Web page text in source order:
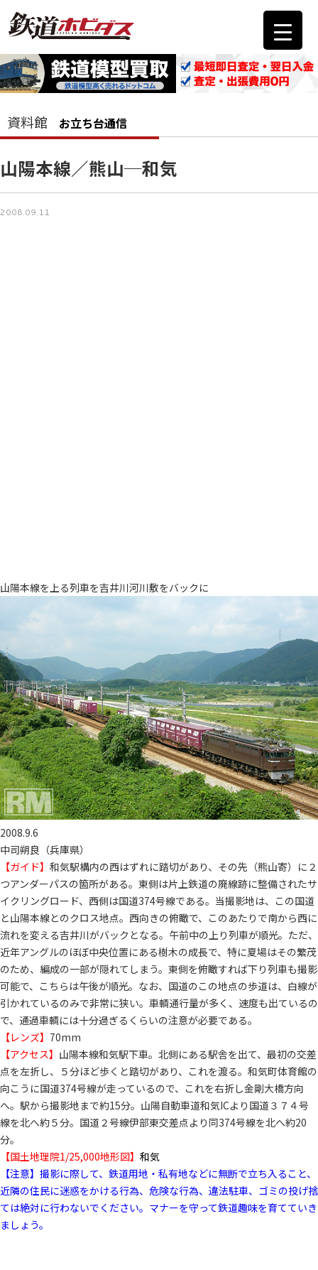
資料館 お立ち台通信
山陽本線／熊山─和気
2008.09.11
山陽本線を上る列車を吉井川河川敷をバックに
2008.9.6
中司朔良（兵庫県）
【ガイド】 和気駅構内の西はずれに踏切があり、その先（熊山寄）に２
つアンダーパスの箇所がある。東側は片上鉄道の廃線跡に整備されたサ
イクリングロード、西側は国道374号線である。当撮影地は、この国道
と山陽本線とのクロス地点。西向きの俯瞰で、このあたりで南から西に
流れを変える吉井川がバックとなる。午前中の上り列車が順光。ただ、
近年アングルのほぼ中央位置にある樹木の成長で、特に夏場はその繁茂
のため、編成の一部が隠れてしまう。東側を俯瞰すれば下り列車も撮影
可能で、こちらは午後が順光。なお、国道のこの地点の歩道は、白線が
引かれているのみで非常に狭い。車輌通行量が多く、速度も出ているの
で、通過車輌には十分過ぎるくらいの注意が必要である。
【レンズ】 70mm
【アクセス】 山陽本線和気駅下車。北側にある駅舎を出て、最初の交差
点を左折し、５分ほど歩くと踏切があり、これを渡る。和気町体育館の
向こうに国道374号線が走っているので、これを右折し金剛大橋方向
へ。駅から撮影地まで約15分。山陽自動車道和気ICより国道３７４号
線を北へ約５分。国道２号線伊部東交差点より同374号線を北へ約20
分。
【国土地理院1/25,000地形図】 和気
【注意】撮影に際して、鉄道用地・私有地などに無断で立ち入ること、
近隣の住民に迷惑をかける行為、危険な行為、違法駐車、ゴミの投げ捨
ては絶対に行わないでください。マナーを守って鉄道趣味を育てていき
ましょう。